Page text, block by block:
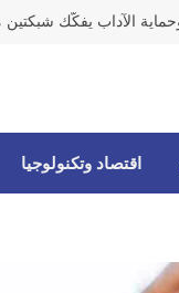
اقتصاد وتكنولوجيا